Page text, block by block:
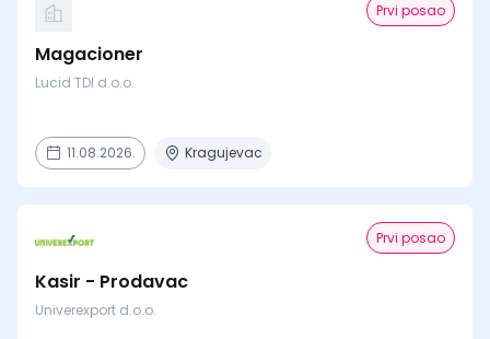
Prvi posao
Magacioner
Lucid TDI d.o.o.
11.08.2026. Kragujevac
Prvi posao
Kasir - Prodavac
Univerexport d.o.o.